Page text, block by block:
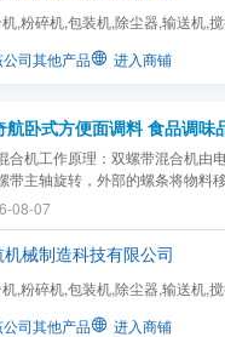
,粉碎机,包装机,除尘器,输送机,
司其他产品
进入商铺
合机工作原理：双螺带混合机由
带主轴旋转，外部的螺条将物料
料推到一定位置或端板，两者使
错位和辐射状运动，从而使物料
效果。
08-07
械制造科技有限公司
,粉碎机,包装机,除尘器,输送机,
司其他产品
进入商铺